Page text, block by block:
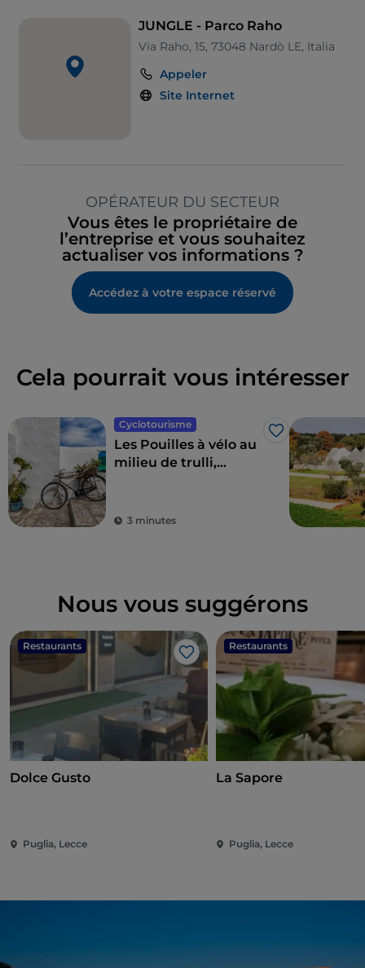
JUNGLE - Parco Raho
Via Raho, 15, 73048 Nardò LE, Italia
Appeler
Site Internet
OPÉRATEUR DU SECTEUR
Vous êtes le propriétaire de
l’entreprise et vous souhaitez
actualiser vos informations ?
Accédez à votre espace réservé
Cela pourrait vous intéresser
Cyclotourisme
J’aime
Les Pouilles à vélo au
milieu de trulli,
3 minutes
Nous vous suggérons
Restaurants
J’aime
Dolce Gusto
Puglia, Lecce
Restaurants
La Sapore
Puglia, Lecce